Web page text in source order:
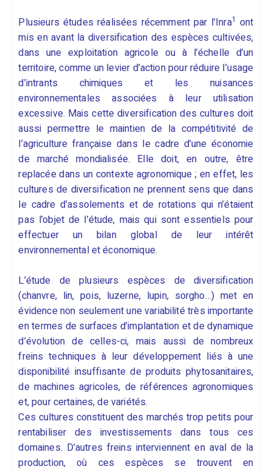
Plusieurs études réalisées récemment par l’Inra1 ont
mis en avant la diversification des espèces cultivées,
dans une exploitation agricole ou à l’échelle d’un
territoire, comme un levier d’action pour réduire l’usage
d’intrants chimiques et les nuisances
environnementales associées à leur utilisation
excessive. Mais cette diversification des cultures doit
aussi permettre le maintien de la compétitivité de
l’agriculture française dans le cadre d’une économie
de marché mondialisée. Elle doit, en outre, être
replacée dans un contexte agronomique ; en effet, les
cultures de diversification ne prennent sens que dans
le cadre d’assolements et de rotations qui n’étaient
pas l’objet de l’étude, mais qui sont essentiels pour
effectuer un bilan global de leur intérêt
environnemental et économique.
L’étude de plusieurs espèces de diversification
(chanvre, lin, pois, luzerne, lupin, sorgho…) met en
évidence non seulement une variabilité très importante
en termes de surfaces d’implantation et de dynamique
d’évolution de celles-ci, mais aussi de nombreux
freins techniques à leur développement liés à une
disponibilité insuffisante de produits phytosanitaires,
de machines agricoles, de références agronomiques
et, pour certaines, de variétés.
Ces cultures constituent des marchés trop petits pour
rentabiliser des investissements dans tous ces
domaines. D’autres freins interviennent en aval de la
production, où ces espèces se trouvent en